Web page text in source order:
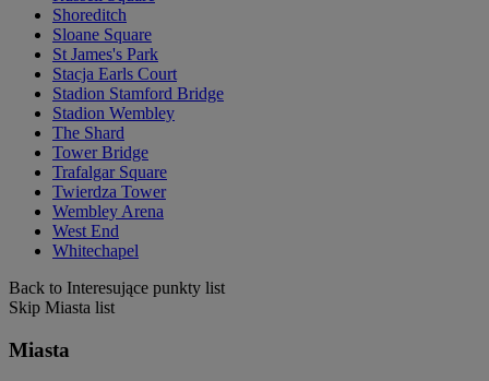
Shoreditch
Sloane Square
St James's Park
Stacja Earls Court
Stadion Stamford Bridge
Stadion Wembley
The Shard
Tower Bridge
Trafalgar Square
Twierdza Tower
Wembley Arena
West End
Whitechapel
Back to Interesujące punkty list
Skip Miasta list
Miasta